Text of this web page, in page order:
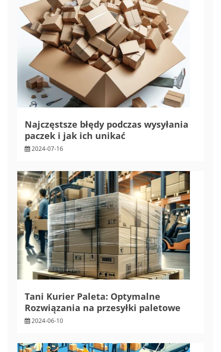
Najczęstsze błędy podczas wysyłania
paczek i jak ich unikać
2024-07-16
Tani Kurier Paleta: Optymalne
Rozwiązania na przesyłki paletowe
2024-06-10